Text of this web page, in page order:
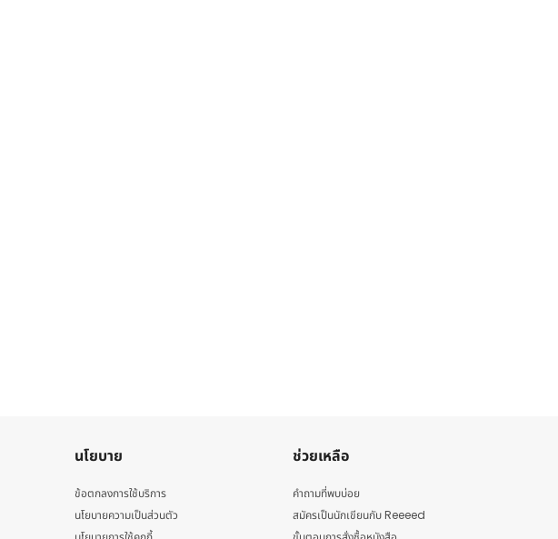
นโยบาย
ข้อตกลงการใช้บริการ
นโยบายความเป็นส่วนตัว
ช่วยเหลือ
คำถามที่พบบ่อย
สมัครเป็นนักเขียนกับ Reeeed